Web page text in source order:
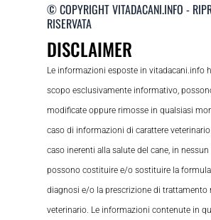
© COPYRIGHT VITADACANI.INFO -
RISERVATA
DISCLAIMER
Le informazioni esposte in vitadacani.info
scopo esclusivamente informativo,
modificate oppure rimosse in qualsiasi
caso di informazioni di carattere
caso inerenti alla salute del cane, in
possono costituire e/o sostituire la
diagnosi e/o la prescrizione di trattamento
veterinario. Le informazioni contenute in